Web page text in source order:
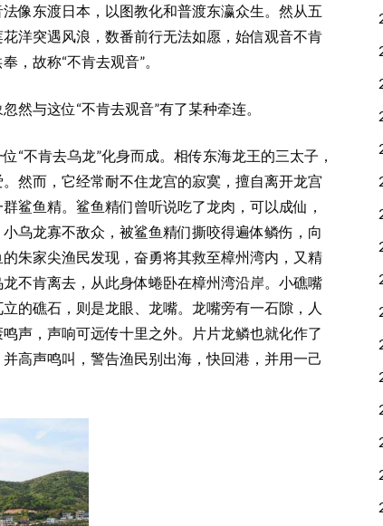
东渡日本，以图教化和普渡东瀛众生。然从五
洋突遇风浪，数番前行无法如愿，始信观音不肯
，故称“不肯去观音”。
与这位“不肯去观音”有了某种牵连。
不肯去乌龙”化身而成。相传东海龙王的三太子，
然而，它经常耐不住龙宫的寂寞，擅自离开龙宫
鲨鱼精。鲨鱼精们曾听说吃了龙肉，可以成仙，
乌龙寡不敌众，被鲨鱼精们撕咬得遍体鳞伤，向
朱家尖渔民发现，奋勇将其救至樟州湾内，又精
不肯离去，从此身体蜷卧在樟州湾沿岸。小礁嘴
的礁石，则是龙眼、龙嘴。龙嘴旁有一石隙，人
声，声响可远传十里之外。片片龙鳞也就化作了
高声鸣叫，警告渔民别出海，快回港，并用一己